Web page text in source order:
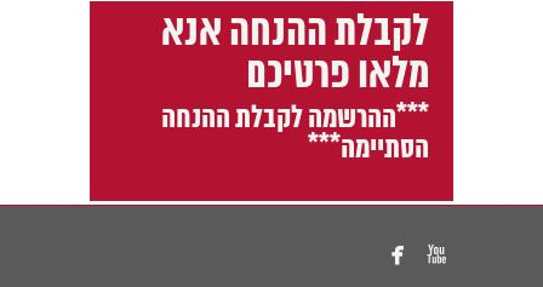
לקבלת ההנחה אנא
מלאו פרטיכם
***ההרשמה לקבלת ההנחה
הסתיימה***
 